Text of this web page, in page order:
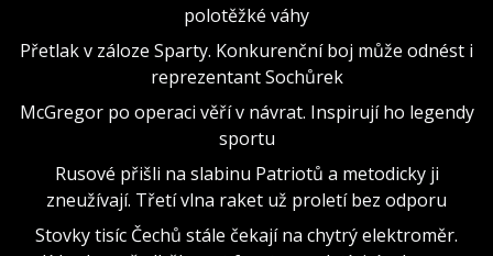
polotěžké váhy
Přetlak v záloze Sparty. Konkurenční boj může odnést i
reprezentant Sochůrek
McGregor po operaci věří v návrat. Inspirují ho legendy
sportu
Rusové přišli na slabinu Patriotů a metodicky ji
zneužívají. Třetí vlna raket už proletí bez odporu
Stovky tisíc Čechů stále čekají na chytrý elektroměr.